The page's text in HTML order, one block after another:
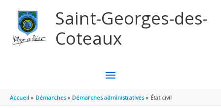
Saint-Georges-des-
Coteaux
MENU
PRINCIPAL
Accueil Démarches Démarches administratives État civil